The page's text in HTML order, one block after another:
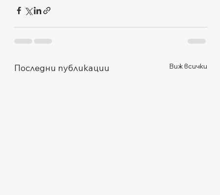
Последни публикации Виж всички